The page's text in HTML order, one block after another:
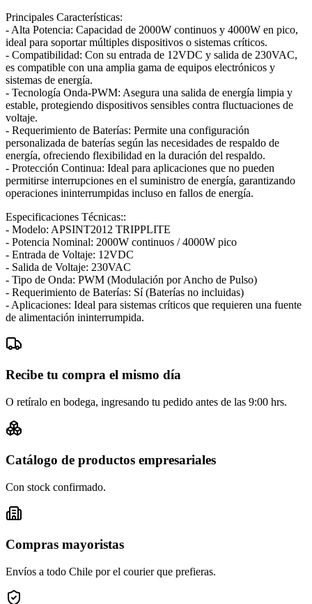
Principales Características:
- Alta Potencia: Capacidad de 2000W continuos y 4000W en pico,
ideal para soportar múltiples dispositivos o sistemas críticos.
- Compatibilidad: Con su entrada de 12VDC y salida de 230VAC,
es compatible con una amplia gama de equipos electrónicos y
sistemas de energía.
- Tecnología Onda-PWM: Asegura una salida de energía limpia y
estable, protegiendo dispositivos sensibles contra fluctuaciones de
voltaje.
- Requerimiento de Baterías: Permite una configuración
personalizada de baterías según las necesidades de respaldo de
energía, ofreciendo flexibilidad en la duración del respaldo.
- Protección Continua: Ideal para aplicaciones que no pueden
permitirse interrupciones en el suministro de energía, garantizando
operaciones ininterrumpidas incluso en fallos de energía.
Especificaciones Técnicas::
- Modelo: APSINT2012 TRIPPLITE
- Potencia Nominal: 2000W continuos / 4000W pico
- Entrada de Voltaje: 12VDC
- Salida de Voltaje: 230VAC
- Tipo de Onda: PWM (Modulación por Ancho de Pulso)
- Requerimiento de Baterías: Sí (Baterías no incluidas)
- Aplicaciones: Ideal para sistemas críticos que requieren una fuente
de alimentación ininterrumpida.
Recibe tu compra el mismo día
O retíralo en bodega, ingresando tu pedido antes de las 9:00 hrs.
Catálogo de productos empresariales
Con stock confirmado.
Compras mayoristas
Envíos a todo Chile por el courier que prefieras.